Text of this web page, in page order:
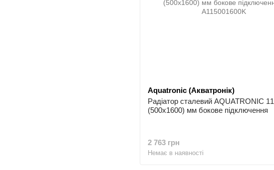
Aquatronic (Акватронік)
Радіатор сталевий AQUATRONIC 11
(500x1600) мм бокове підключення
2 763 грн
Немає в наявності